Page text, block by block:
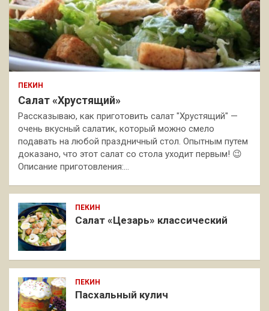
ПЕКИН
Салат «Хрустящий»
Рассказываю, как приготовить салат "Хрустящий" —
очень вкусный салатик, который можно смело
подавать на любой праздничный стол. Опытным путем
доказано, что этот салат со стола уходит первым! 😉
Описание приготовления:…
ПЕКИН
Салат «Цезарь» классический
ПЕКИН
Пасхальный кулич